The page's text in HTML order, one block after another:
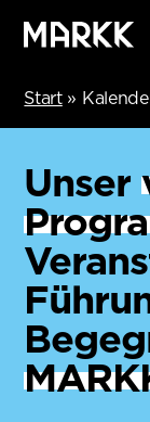
Start»
Unser